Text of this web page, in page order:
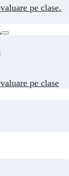
pe clase.
pe clase